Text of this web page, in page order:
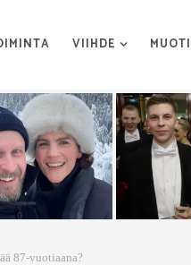
VIIHDE MUOTI
87-vuotiaana?